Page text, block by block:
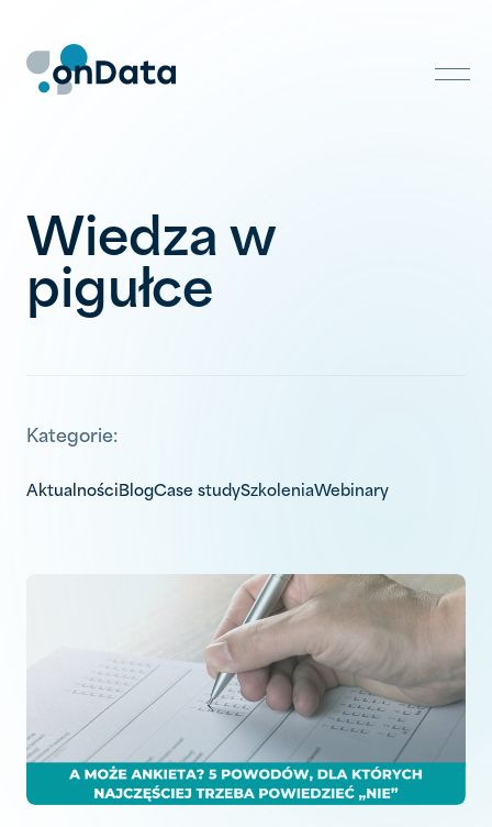
content
Wiedza w
pigułce
Kategorie:
AktualnościBlogCase studySzkoleniaWebinary